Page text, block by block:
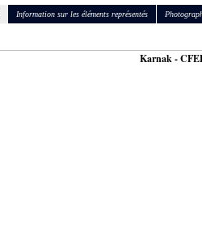
Information sur les éléments représentés